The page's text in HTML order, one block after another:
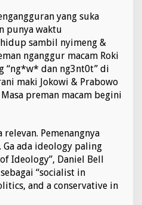
yang suka
punya waktu
sambil nyimeng &
nganggur macam Roki
“ng*w* dan ng3nt0t” di
maki Jokowi & Prabowo
preman macam begini
Pemenangnya
ada ideology paling
Ideology”, Daniel Bell
“socialist in
and a conservative in